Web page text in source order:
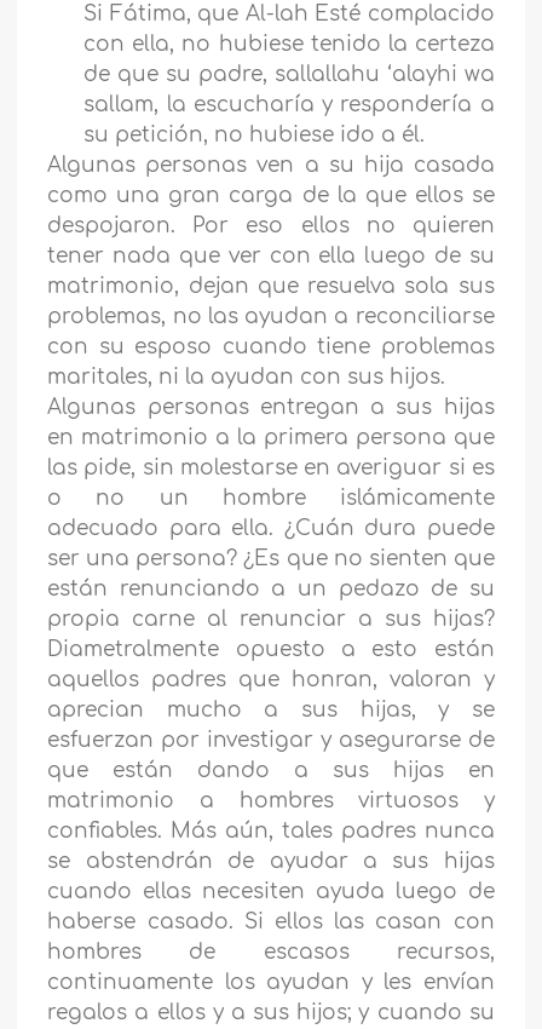
Si Fátima, que Al-lah Esté complacido
con ella, no hubiese tenido la certeza
de que su padre, sallallahu ‘alayhi wa
sallam, la escucharía y respondería a
su petición, no hubiese ido a él.
Algunas personas ven a su hija casada
como una gran carga de la que ellos se
despojaron. Por eso ellos no quieren
tener nada que ver con ella luego de su
matrimonio, dejan que resuelva sola sus
problemas, no las ayudan a reconciliarse
con su esposo cuando tiene problemas
maritales, ni la ayudan con sus hijos.
Algunas personas entregan a sus hijas
en matrimonio a la primera persona que
las pide, sin molestarse en averiguar si es
o no un hombre islámicamente
adecuado para ella. ¿Cuán dura puede
ser una persona? ¿Es que no sienten que
están renunciando a un pedazo de su
propia carne al renunciar a sus hijas?
Diametralmente opuesto a esto están
aquellos padres que honran, valoran y
aprecian mucho a sus hijas, y se
esfuerzan por investigar y asegurarse de
que están dando a sus hijas en
matrimonio a hombres virtuosos y
confiables. Más aún, tales padres nunca
se abstendrán de ayudar a sus hijas
cuando ellas necesiten ayuda luego de
haberse casado. Si ellos las casan con
hombres de escasos recursos,
continuamente los ayudan y les envían
regalos a ellos y a sus hijos; y cuando su